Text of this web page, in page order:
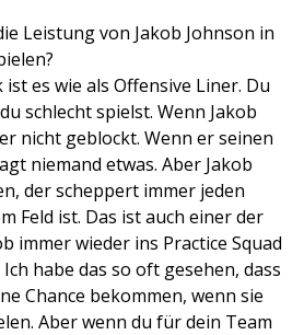
Leistung von Jakob Johnson in
ist es wie als Offensive Liner. Du
schlecht spielst. Wenn Jakob
nicht geblockt. Wenn er seinen
niemand etwas. Aber Jakob
der scheppert immer jeden
Feld ist. Das ist auch einer der
immer wieder ins Practice Squad
habe das so oft gesehen, dass
Chance bekommen, wenn sie
Aber wenn du für dein Team